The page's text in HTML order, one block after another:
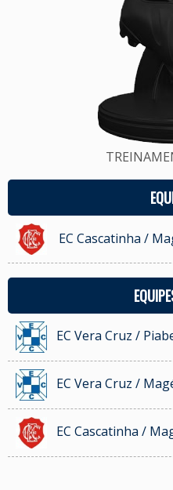
EC Cascatinha /
EC Vera Cruz /
EC Vera Cruz /
EC Cascatinha /